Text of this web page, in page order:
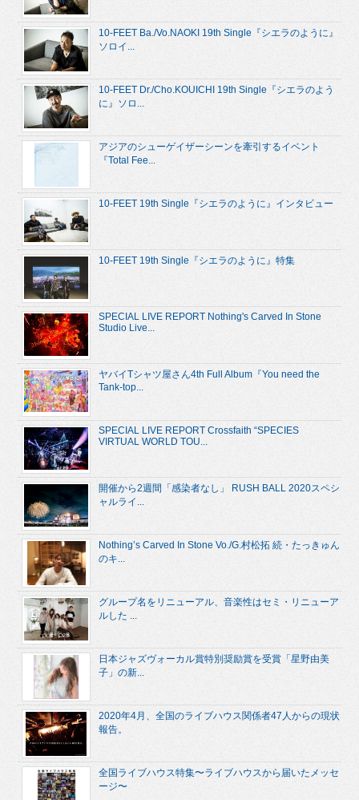
10-FEET Ba./Vo.NAOKI 19th Single『シエラのように』
ソロイ...
10-FEET Dr./Cho.KOUICHI 19th Single『シエラのよう
に』ソロ...
アジアのシューゲイザーシーンを牽引するイベント
『Total Fee...
10-FEET 19th Single『シエラのように』インタビュー
10-FEET 19th Single『シエラのように』特集
SPECIAL LIVE REPORT Nothing's Carved In Stone
Studio Live...
ヤバイTシャツ屋さん4th Full Album『You need the
Tank-top...
SPECIAL LIVE REPORT Crossfaith “SPECIES
VIRTUAL WORLD TOU...
開催から2週間「感染者なし」 RUSH BALL 2020スペシ
ャルライ...
Nothing’s Carved In Stone Vo./G.村松拓 続・たっきゅん
のキ...
グループ名をリニューアル、音楽性はセミ・リニューア
ルした ...
日本ジャズヴォーカル賞特別奨励賞を受賞「星野由美
子」の新...
2020年4月、全国のライブハウス関係者47人からの現状
報告。
全国ライブハウス特集〜ライブハウスから届いたメッセ
ージ〜